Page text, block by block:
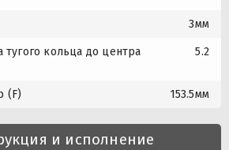
3мм
тугого кольца до центра
5.2
(F) 153.5мм
и исполнение